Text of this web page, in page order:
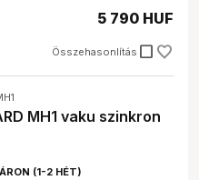
Összehasonlítás check_box_outline_blank
5 790 HUF
MH1 vaku szinkron
(1-2 HÉT)